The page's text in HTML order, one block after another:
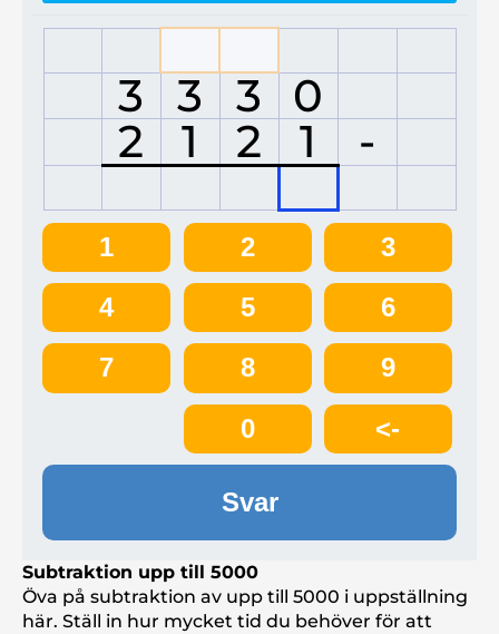
3 3 3
0
2
1 2 1 -
1 2 3
4 5 6
7 8 9
0 <-
Svar
Subtraktion upp till 5000
Öva på subtraktion av upp till 5000 i uppställning
här. Ställ in hur mycket tid du behöver för att